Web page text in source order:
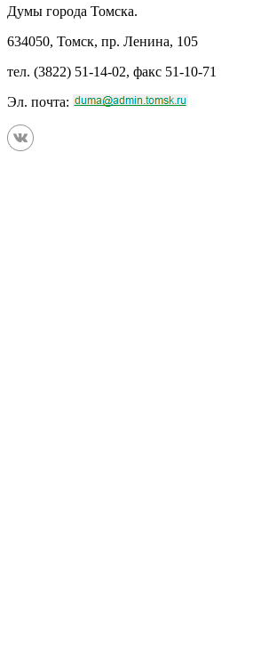
Думы города Томска.
634050, Томск, пр. Ленина, 105
тел. (3822) 51-14-02, факс 51-10-71
Эл. почта: